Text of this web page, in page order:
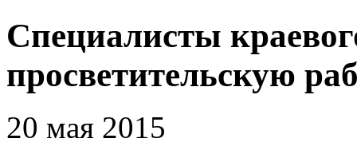
Специалисты
просветительскую
20 мая 2015